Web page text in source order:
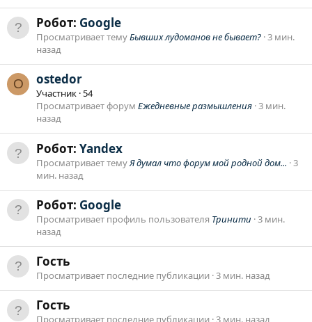
Робот: Google
Просматривает темуБывших лудоманов не бывает? 3 мин.
назад
O ostedor
Участник ·54
Просматривает форум Ежедневные размышления 3 мин.
назад
Робот: Yandex
Просматривает темуЯ думал что форум мой родной дом...
3
мин. назад
Робот: Google
Просматривает профиль пользователя Тринити 3 мин.
назад
Гость
Просматривает последние публикации 3 мин. назад
Гость